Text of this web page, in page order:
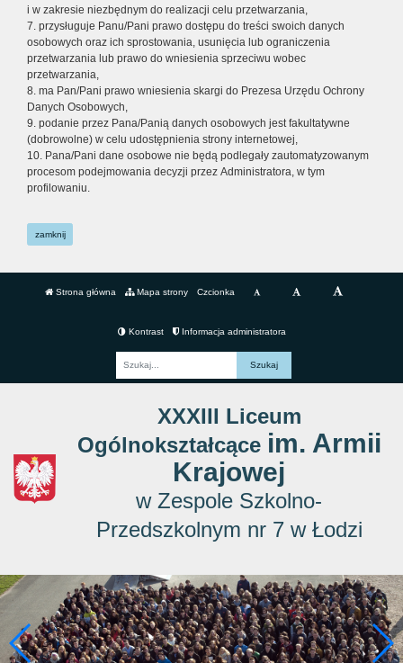
i w zakresie niezbędnym do realizacji celu przetwarzania,
7. przysługuje Panu/Pani prawo dostępu do treści swoich danych
osobowych oraz ich sprostowania, usunięcia lub ograniczenia
przetwarzania lub prawo do wniesienia sprzeciwu wobec
przetwarzania,
8. ma Pan/Pani prawo wniesienia skargi do Prezesa Urzędu Ochrony
Danych Osobowych,
9. podanie przez Pana/Panią danych osobowych jest fakultatywne
(dobrowolne) w celu udostępnienia strony internetowej,
10. Pana/Pani dane osobowe nie będą podlegały zautomatyzowanym
procesom podejmowania decyzji przez Administratora, w tym
profilowaniu.
zamknij
Strona główna Mapa strony Czcionka
Kontrast Informacja administratora
XXXIII Liceum
Ogólnokształcące im. Armii
Krajowej
w Zespole Szkolno-
Przedszkolnym nr 7 w Łodzi